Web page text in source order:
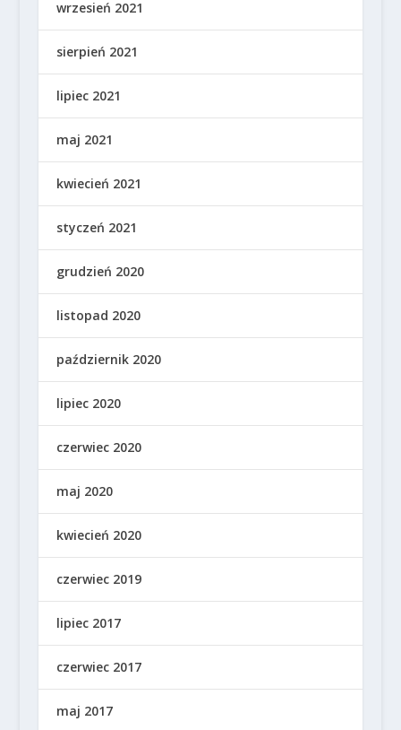
wrzesień 2021
sierpień 2021
lipiec 2021
maj 2021
kwiecień 2021
styczeń 2021
grudzień 2020
listopad 2020
październik 2020
lipiec 2020
czerwiec 2020
maj 2020
kwiecień 2020
czerwiec 2019
lipiec 2017
czerwiec 2017
maj 2017